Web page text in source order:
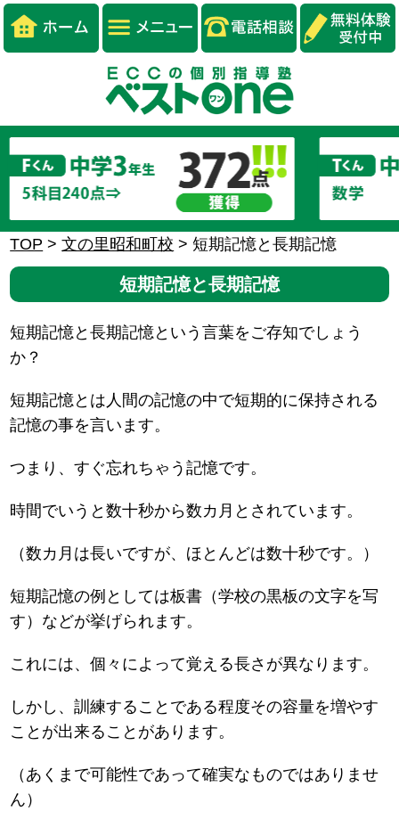
TOP >文の里昭和町校 >短期記憶と長期記憶
短期記憶と長期記憶
短期記憶と長期記憶という言葉をご存知でしょう
か？
短期記憶とは人間の記憶の中で短期的に保持される
記憶の事を言います。
つまり、すぐ忘れちゃう記憶です。
時間でいうと数十秒から数カ月とされています。
（数カ月は長いですが、ほとんどは数十秒です。）
短期記憶の例としては板書（学校の黒板の文字を写
す）などが挙げられます。
これには、個々によって覚える長さが異なります。
しかし、訓練することである程度その容量を増やす
ことが出来ることがあります。
（あくまで可能性であって確実なものではありませ
ん）